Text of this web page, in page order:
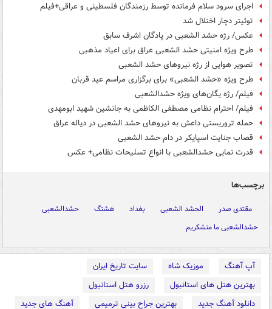
اجرای سرود سلام فرمانده توسط رزمندگان فلسطینی و عراقی+فیلم
توئیتر دچار اختلال شد
عکس/ رژه حشد الشعبی در پادگان اشرف سابق
طرح ویژه امنیتی حشد الشعبی عراق برای اعیاد مذهبی
تصویر هوایی از رژه نیروهای حشد الشعبی
طرح ویژه «حشد الشعبی» برای برگزاری مراسم عید قربان
فیلم/ رژه یگان‌های ویژه حشدالشعبی
فیلم/ احترام نظامی مصطفی الکاظمی به جانشین شهید ابومهدی
حمله تروریستی داعش به نیروهای حشد الشعبی در دیاله عراق
قصاب جنایت اسپایکر در دام حشد الشعبی
قدرت نمایی حشدالشعبی با انواع تسلیحات نظامی+ عکس
برچسب‌ها
مقتدی صدر الحشد الشعبی بغداد هشتگ
حشدالشعبی
حشدالشعبی ما متشکریم
آپ آهنگ موزیک شاه
سایت تاریخ ایران
بهترین هتل های استانبول
رزرو هتل استانبول
دانلود آهنگ جدید
بهترین جراح بینی ترمیمی
آهنگ های جدید